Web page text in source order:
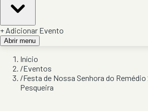
+ Adicionar Evento
Abrir menu
Início
/Eventos
/Festa de Nossa Senhora do
Pesqueira